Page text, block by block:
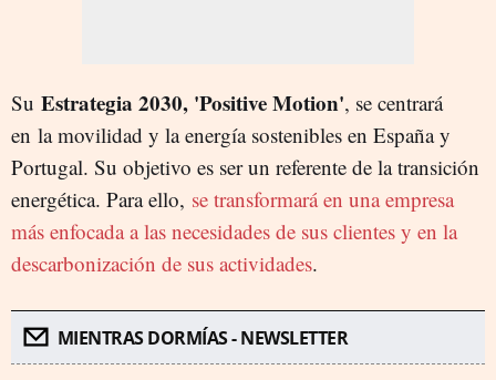
Su Estrategia 2030, 'Positive Motion', se centrará
en la movilidad y la energía sostenibles en España y
Portugal. Su objetivo es ser un referente de la transición
energética. Para ello, se transformará en una empresa
más enfocada a las necesidades de sus clientes y en la
descarbonización de sus actividades.
MIENTRAS DORMÍAS - NEWSLETTER